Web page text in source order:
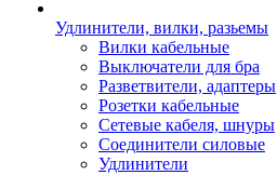
Удлинители, вилки, разьемы
Вилки кабельные
Выключатели для бра
Разветвители, адаптеры
Розетки кабельные
Сетевые кабеля, шнуры
Соединители силовые
Удлинители